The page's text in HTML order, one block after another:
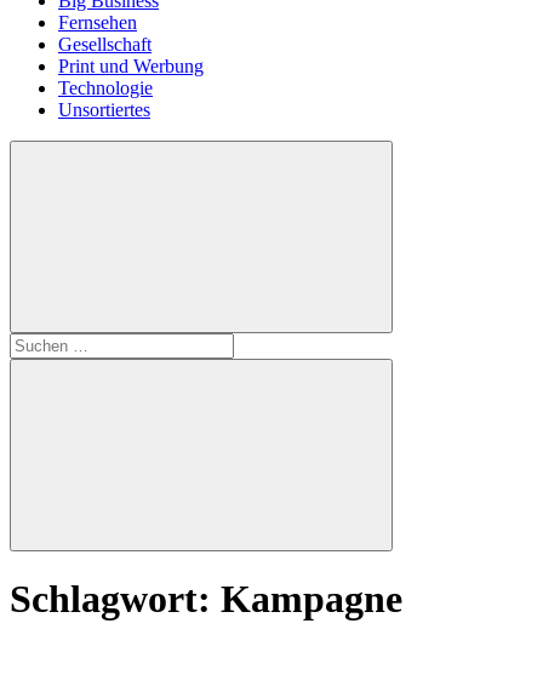
Fernsehen
Gesellschaft
Print und Werbung
Technologie
Unsortiertes
Suchen
nach:
Suchen
Schlagwort: Kampagne